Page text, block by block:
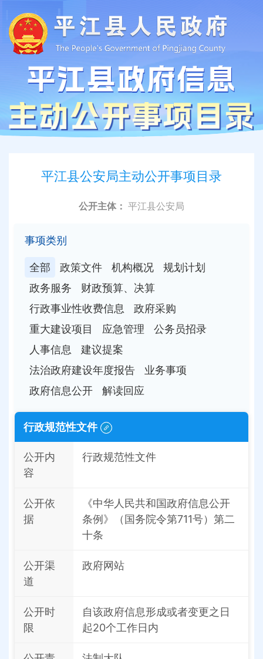
平江县公安局主动公开事项目录
公开主体： 平江县公安局
事项类别
全部 政策文件 机构概况
规划计划
政务服务
财政预算、决算
行政事业性收费信息
政府采购
重大建设项目
应急管理
公务员招录
人事信息
建议提案
法治政府建设年度报告
业务事项
政府信息公开
解读回应
行政规范性文件
公开内
容
行政规范性文件
公开依
据
《中华人民共和国政府信息公开
条例》（国务院令第711号）第二
十条
公开渠
道
政府网站
公开时
限
自该政府信息形成或者变更之日
起20个工作日内